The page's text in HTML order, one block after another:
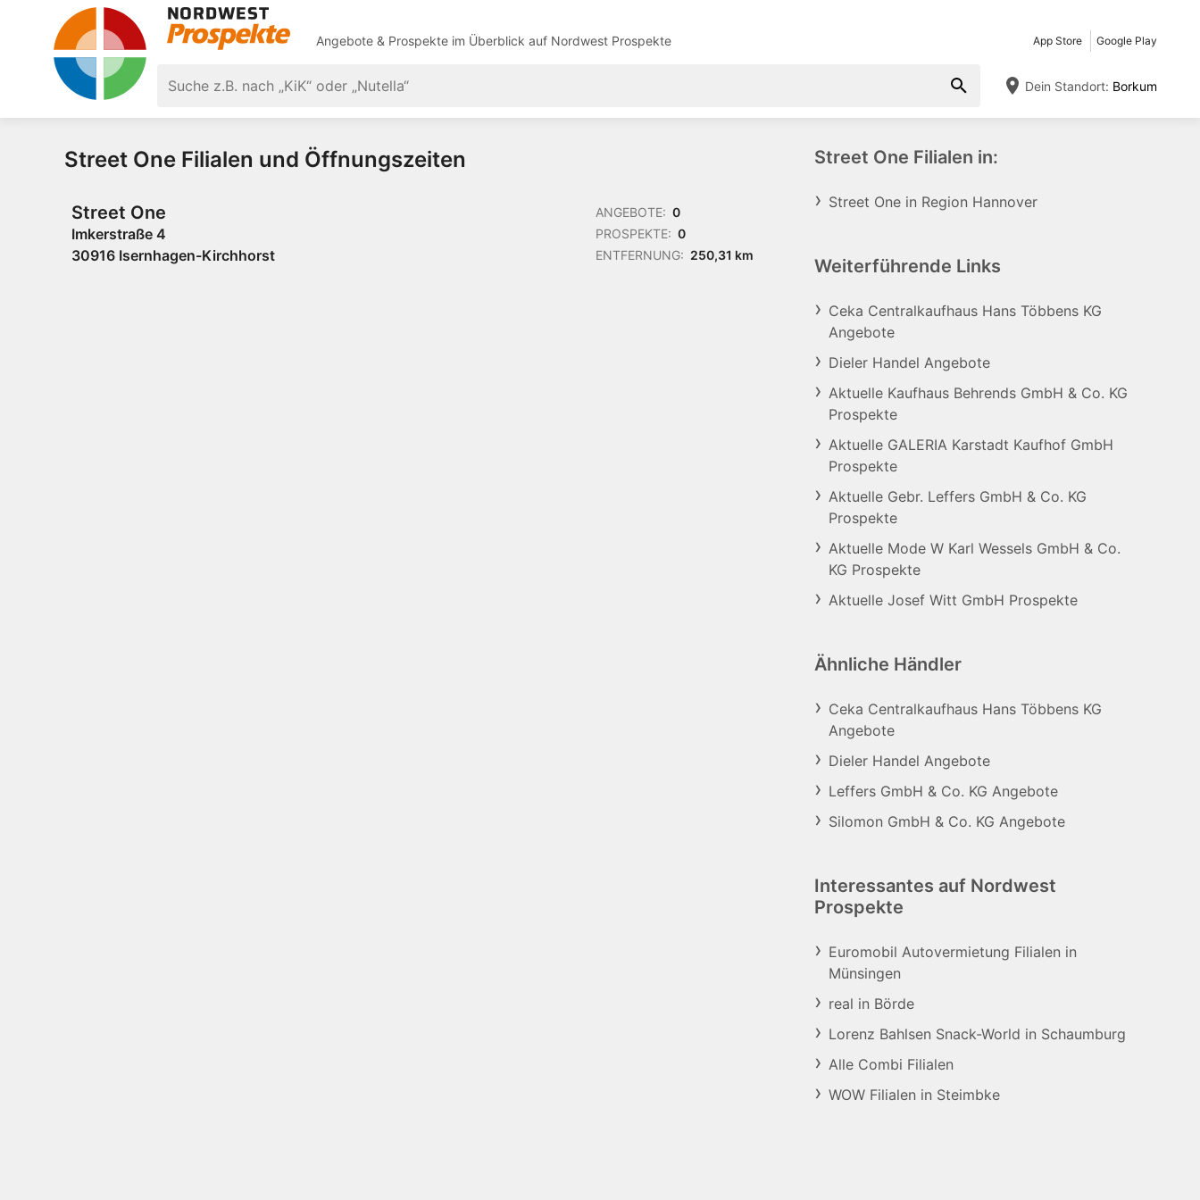
Angebote & Prospekte im Überblick auf Nordwest Prospekte App Store Google Play
Dein Standort: Borkum
Street One Filialen und Öffnungszeiten
Street One
Imkerstraße 4
30916 Isernhagen-Kirchhorst
ANGEBOTE: 0
PROSPEKTE: 0
ENTFERNUNG: 250,31 km
Street One Filialen in:
Street One in Region Hannover
Weiterführende Links
Ceka Centralkaufhaus Hans Többens KG
Angebote
Dieler Handel Angebote
Aktuelle Kaufhaus Behrends GmbH & Co. KG
Prospekte
Aktuelle GALERIA Karstadt Kaufhof GmbH
Prospekte
Aktuelle Gebr. Leffers GmbH & Co. KG
Prospekte
Aktuelle Mode W Karl Wessels GmbH & Co.
KG Prospekte
Aktuelle Josef Witt GmbH Prospekte
Ähnliche Händler
Ceka Centralkaufhaus Hans Többens KG
Angebote
Dieler Handel Angebote
Leffers GmbH & Co. KG Angebote
Silomon GmbH & Co. KG Angebote
Interessantes auf Nordwest
Prospekte
Euromobil Autovermietung Filialen in
Münsingen
real in Börde
Lorenz Bahlsen Snack-World in Schaumburg
Alle Combi Filialen
WOW Filialen in Steimbke